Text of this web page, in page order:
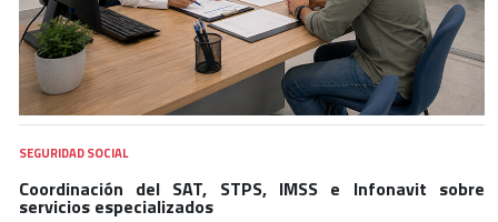
SEGURIDAD SOCIAL
Coordinación del SAT, STPS, IMSS e Infonavit sobre
servicios especializados